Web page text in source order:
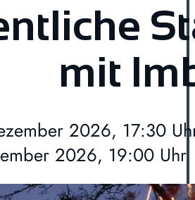
mit
2026, 17:30
2026, 19:00 Uhr